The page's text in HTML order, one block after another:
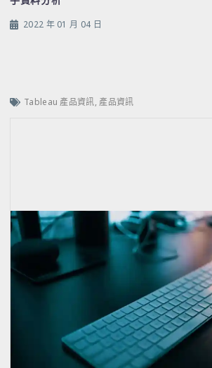
2022 年 01 月 04 日
Tableau 產品資訊, 產品資訊